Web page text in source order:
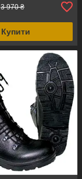
3 970 ₴
Купити